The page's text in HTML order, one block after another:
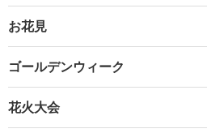
お花見
ゴールデンウィーク
花火大会